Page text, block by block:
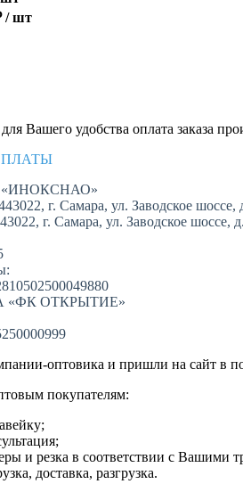
/шт
Вашего удобства оплата заказа
«ИНОКСНАО»
г. Самара, ул. Заводское шоссе,
г. Самара, ул. Заводское шоссе,
«ФК ОТКРЫТИЕ»
оптовика и пришли на сайт в
покупателям:
и резка в соответствии с Вашими
доставка, разгрузка.